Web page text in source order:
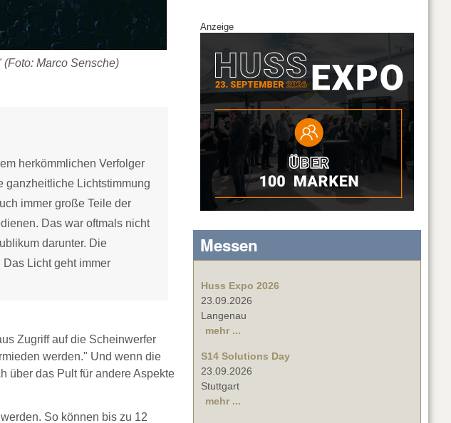
Marco Sensche)
herkömmlichen Verfolger
ganzheitliche Lichtstimmung
immer große Teile der
Das war oftmals nicht
darunter. Die
Licht geht immer
Zugriff auf die Scheinwerfer
werden." Und wenn die
über das Pult für andere Aspekte
So können bis zu 12
Anzeige
Messen
Huss Expo 2026
23.09.2026
Langenau
mehr ...
S14 Solutions Day
23.09.2026
Stuttgart
mehr ...